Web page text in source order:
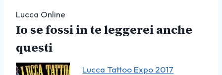
Lucca Online
Io se fossi in te leggerei anche
questi
Lucca Tattoo Expo 2017